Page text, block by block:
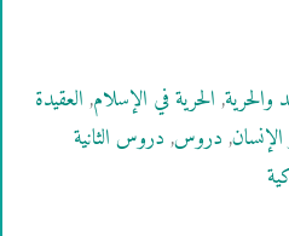
والحرية,الحرية في الإسلام,العقيدة
الإنسان,دروس,دروس الثانية